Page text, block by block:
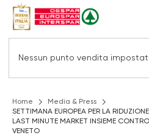
Home
Media & Press
SETTIMANA EUROPEA PER LA
LAST MINUTE MARKET INSIEME
VENETO